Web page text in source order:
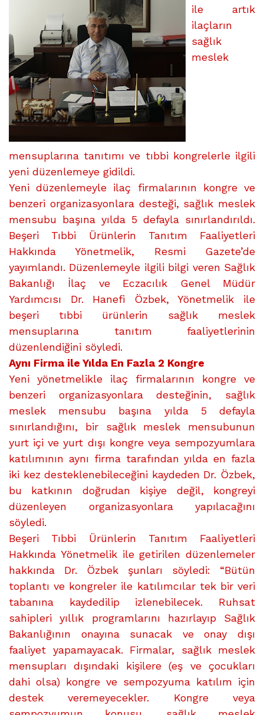
ile artık
ilaçların
sağlık
meslek
mensuplarına tanıtımı ve tıbbi kongrelerle ilgili
yeni düzenlemeye gidildi.
Yeni düzenlemeyle ilaç firmalarının kongre ve
benzeri organizasyonlara desteği, sağlık meslek
mensubu başına yılda 5 defayla sınırlandırıldı.
Beşeri Tıbbi Ürünlerin Tanıtım Faaliyetleri
Hakkında Yönetmelik, Resmi Gazete’de
yayımlandı. Düzenlemeyle ilgili bilgi veren Sağlık
Bakanlığı İlaç ve Eczacılık Genel Müdür
Yardımcısı Dr. Hanefi Özbek, Yönetmelik ile
beşeri tıbbi ürünlerin sağlık meslek
mensuplarına tanıtım faaliyetlerinin
düzenlendiğini söyledi.
Aynı Firma ile Yılda En Fazla 2 Kongre
Yeni yönetmelikle ilaç firmalarının kongre ve
benzeri organizasyonlara desteğinin, sağlık
meslek mensubu başına yılda 5 defayla
sınırlandığını, bir sağlık meslek mensubunun
yurt içi ve yurt dışı kongre veya sempozyumlara
katılımının aynı firma tarafından yılda en fazla
iki kez desteklenebileceğini kaydeden Dr. Özbek,
bu katkının doğrudan kişiye değil, kongreyi
düzenleyen organizasyonlara yapılacağını
söyledi.
Beşeri Tıbbi Ürünlerin Tanıtım Faaliyetleri
Hakkında Yönetmelik ile getirilen düzenlemeler
hakkında Dr. Özbek şunları söyledi: “Bütün
toplantı ve kongreler ile katılımcılar tek bir veri
tabanına kaydedilip izlenebilecek. Ruhsat
sahipleri yıllık programlarını hazırlayıp Sağlık
Bakanlığının onayına sunacak ve onay dışı
faaliyet yapamayacak. Firmalar, sağlık meslek
mensupları dışındaki kişilere (eş ve çocukları
dahi olsa) kongre ve sempozyuma katılım için
destek veremeyecekler. Kongre veya